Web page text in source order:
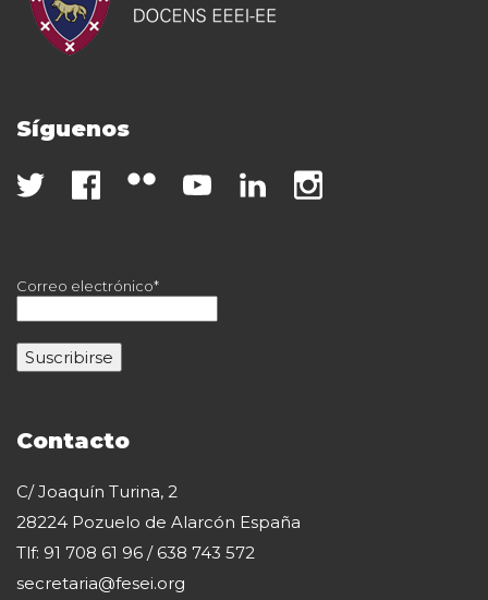
Síguenos
Correo electrónico*
Contacto
C/ Joaquín Turina, 2
28224 Pozuelo de Alarcón España
Tlf: 91 708 61 96 / 638 743 572
secretaria@fesei.org